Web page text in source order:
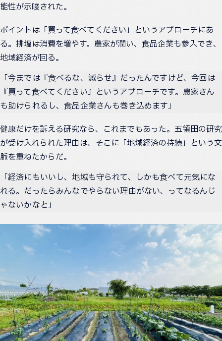
能性が示唆された。
ポイントは「買って食べてください」というアプローチにあ
る。排塩は消費を増やす。農家が潤い、食品企業も参入でき、
地域経済が回る。
「今までは『食べるな、減らせ』だったんですけど、今回は
『買って食べてください』というアプローチです。農家さん
も助けられるし、食品企業さんも巻き込めます」
健康だけを訴える研究なら、これまでもあった。五領田の研究
が受け入れられた理由は、そこに「地域経済の持続」という文
脈を重ねたからだ。
「経済にもいいし、地域も守られて、しかも食べて元気にな
れる。だったらみんなでやらない理由がない、ってなるんじ
ゃないかなと」